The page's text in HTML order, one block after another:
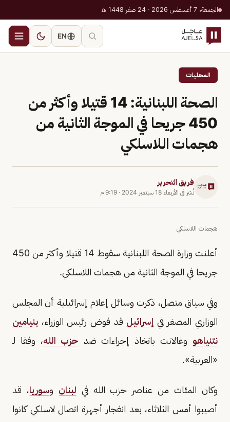
الجمعة، 7 أغسطس 2026 · 24 صفر 1448 هـ
EN
المحليات
الصحة اللبنانية: 14 قتيلا وأكثر من
450 جريحا في الموجة الثانية من
هجمات اللاسلكي
فريق التحرير
نُشر في الأربعاء 18 سبتمبر 2024 · 9:19 م
هجمات اللاسلكي
أعلنت وزارة الصحة اللبنانية سقوط 14 قتيلا وأكثر من 450
جريحا في الموجة الثانية من هجمات اللاسلكي.
وفي سياق متصل، ذكرت وسائل إعلام إسرائيلية أن المجلس
الوزاري المصغر في إسرائيل قد فوض رئيس الوزراء، بنيامين
نتنياهو وغالانت باتخاذ إجراءات ضد حزب الله، وفقا لـ
«العربية».
وكان المئات من عناصر حزب الله في لبنان وسوريا، قد
أصيبوا أمس الثلاثاء، بعد انفجار أجهزة اتصال لاسلكي كانوا